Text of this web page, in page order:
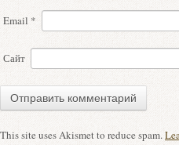
Email *
Сайт
This site uses Akismet to reduce spam.